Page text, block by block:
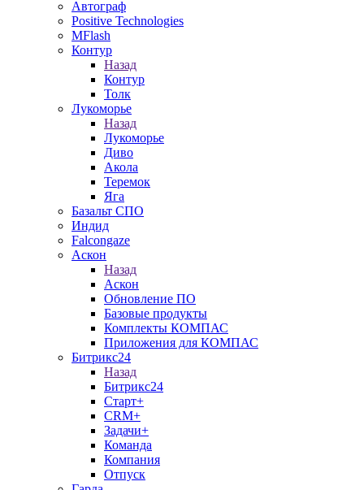
Автограф
Positive Technologies
MFlash
Контур
Назад
Контур
Толк
Лукоморье
Назад
Лукоморье
Диво
Акола
Теремок
Яга
Базальт СПО
Индид
Falcongaze
Аскон
Назад
Аскон
Обновление ПО
Базовые продукты
Комплекты КОМПАС
Приложения для КОМПАС
Битрикс24
Назад
Битрикс24
Старт+
CRM+
Задачи+
Команда
Компания
Отпуск